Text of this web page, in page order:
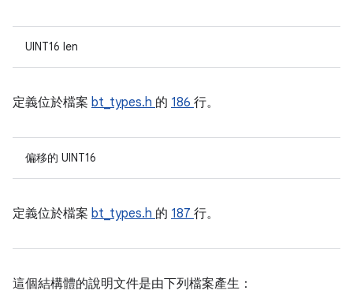
UINT16 len
定義位於檔案 bt_types.h 的 186 行。
偏移的 UINT16
定義位於檔案 bt_types.h 的 187 行。
這個結構體的說明文件是由下列檔案產生：